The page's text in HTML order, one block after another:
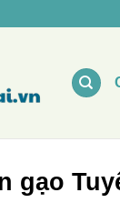
gạo